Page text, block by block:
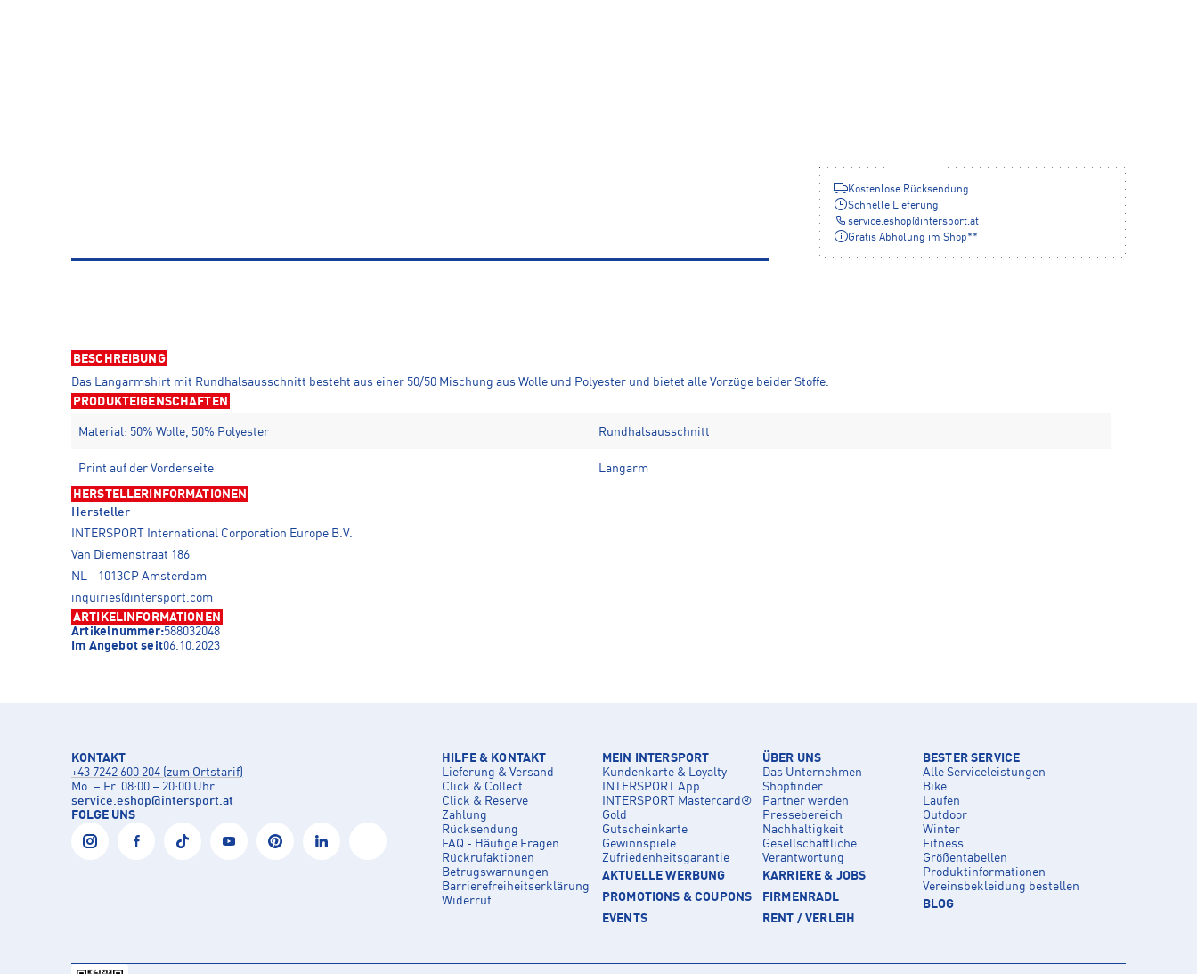
Kostenlose Rücksendung
Schnelle Lieferung
service.eshop@intersport.at
Gratis Abholung im Shop**
BESCHREIBUNG
Das Langarmshirt mit Rundhalsausschnitt besteht aus einer 50/50 Mischung aus Wolle und Polyester und bietet alle Vorzüge beider Stoffe.
PRODUKTEIGENSCHAFTEN
Material: 50% Wolle, 50% Polyester Rundhalsausschnitt
Print auf der Vorderseite Langarm
HERSTELLERINFORMATIONEN
Hersteller
INTERSPORT International Corporation Europe B.V.
Van Diemenstraat 186
NL - 1013CP Amsterdam
inquiries@intersport.com
ARTIKELINFORMATIONEN
Artikelnummer:588032048
Im Angebot seit06.10.2023
KONTAKT
+43 7242 600 204 (zum Ortstarif)
Mo. – Fr. 08:00 – 20:00 Uhr
service.eshop@intersport.at
FOLGE UNS
HILFE & KONTAKT
Lieferung & Versand
Click & Collect
Click & Reserve
Zahlung
Rücksendung
FAQ - Häufige Fragen
Rückrufaktionen
Betrugswarnungen
Barrierefreiheitserklärung
Widerruf
MEIN INTERSPORT
Kundenkarte & Loyalty
INTERSPORT App
INTERSPORT Mastercard®
Gold
Gutscheinkarte
Gewinnspiele
Zufriedenheitsgarantie
AKTUELLE WERBUNG
PROMOTIONS & COUPONS
EVENTS
ÜBER UNS
Das Unternehmen
Shopfinder
Partner werden
Pressebereich
Nachhaltigkeit
Gesellschaftliche
Verantwortung
KARRIERE & JOBS
FIRMENRADL
RENT / VERLEIH
BESTER SERVICE
Alle Serviceleistungen
Bike
Laufen
Outdoor
Winter
Fitness
Größentabellen
Produktinformationen
Vereinsbekleidung bestellen
BLOG